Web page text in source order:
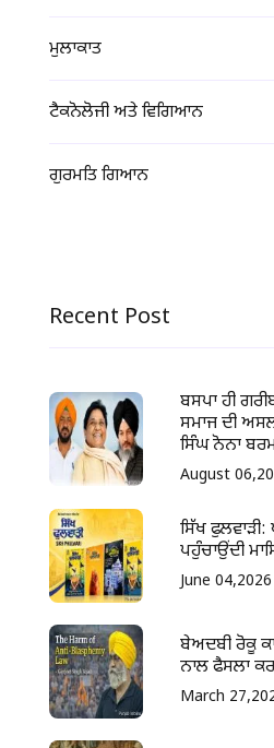
ਮੁਲਾਕਾਤ
ਟੈਕਨੋਲੋਜੀ ਅਤੇ ਵਿਗਿਆਨ
ਗੁਰਮਤਿ ਗਿਆਨ
Recent Post
ਬਸਪਾ ਹੀ
ਸਮਾਜ ਦੀ
ਸਿੰਘ ਨੋਨਾ
August
ਸਿੱਖ
ਪਹੁੰਚਾਉਂਦੀ
June 04,2026
ਬੇਅਦਬੀ ਰੋਕੂ
ਨਾਲ ਫੈਸਲਾ
March